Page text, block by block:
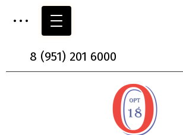
8 (951) 201 6000